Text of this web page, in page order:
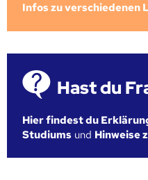
Infos zu verschiedenen
Hast du
Hier findest du
Studiums und Hinweise